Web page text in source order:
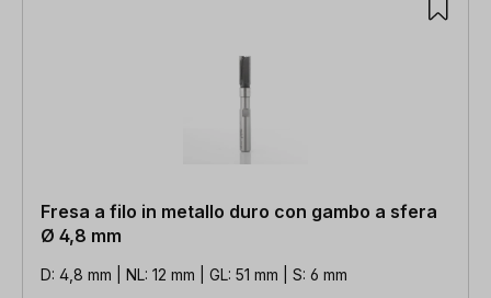
Fresa a filo in metallo duro con gambo a sfera
Ø 4,8 mm
D: 4,8 mm | NL: 12 mm | GL: 51 mm | S: 6 mm